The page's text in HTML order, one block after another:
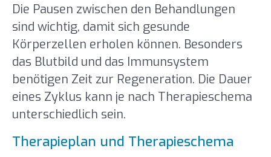
Die Pausen zwischen den Behandlungen
sind wichtig, damit sich gesunde
Körperzellen erholen können. Besonders
das Blutbild und das Immunsystem
benötigen Zeit zur Regeneration. Die Dauer
eines Zyklus kann je nach Therapieschema
unterschiedlich sein.
Therapieplan und Therapieschema